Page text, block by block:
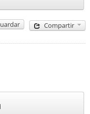
Compartir